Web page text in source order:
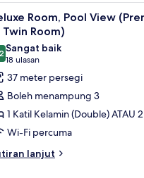
papan seterika
7
Room, Pool View
Twin Room)
daripada 10
Sangat baik
18 ulasan
(18
ulasan)
37 meter persegi
Boleh menampung 3
1 Katil Kelamin (Double) ATAU
Wi-Fi percuma
lanjut